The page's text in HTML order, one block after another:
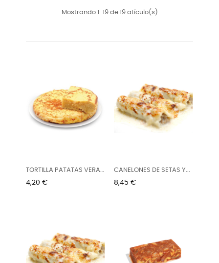
Mostrando 1-19 de 19 atículo(s)
TORTILLA PATATAS VERA
300G...
Precio
4,20 €
CANELONES DE SETAS Y...
Precio
8,45 €